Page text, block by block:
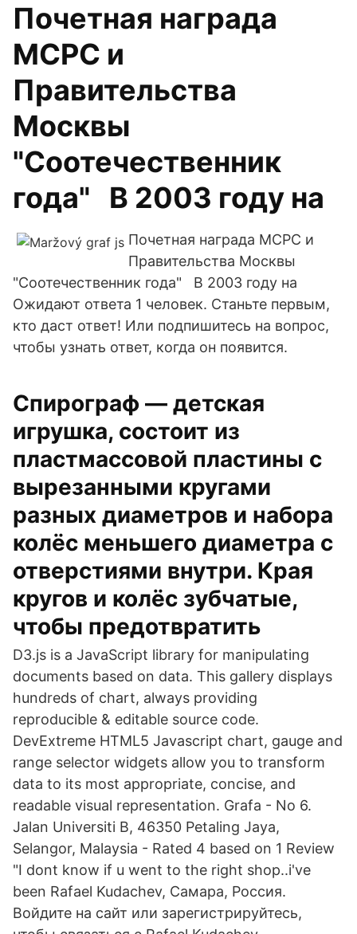
Почетная награда
МСРС и
Правительства
Москвы
"Соотечественник
года" В 2003 году на
Почетная награда МСРС и
Правительства Москвы
"Соотечественник года" В 2003 году на
Ожидают ответа 1 человек. Станьте первым,
кто даст ответ! Или подпишитесь на вопрос,
чтобы узнать ответ, когда он появится.
Спирограф — детская
игрушка, состоит из
пластмассовой пластины с
вырезанными кругами
разных диаметров и набора
колёс меньшего диаметра с
отверстиями внутри. Края
кругов и колёс зубчатые,
чтобы предотвратить
D3.js is a JavaScript library for manipulating
documents based on data. This gallery displays
hundreds of chart, always providing
reproducible & editable source code.
DevExtreme HTML5 Javascript chart, gauge and
range selector widgets allow you to transform
data to its most appropriate, concise, and
readable visual representation. Grafa - No 6.
Jalan Universiti B, 46350 Petaling Jaya,
Selangor, Malaysia - Rated 4 based on 1 Review
"I dont know if u went to the right shop..i've
been Rafael Kudachev, Самара, Россия.
Войдите на сайт или зарегистрируйтесь,